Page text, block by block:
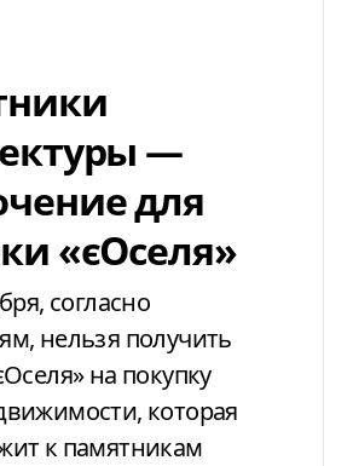
—
для
«єОселя»
согласно
нельзя получить
на покупку
которая
к памятникам